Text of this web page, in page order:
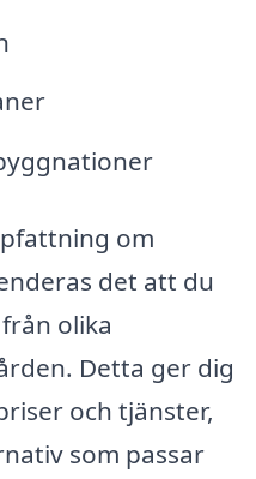
om
det att du
olika
Detta ger dig
och tjänster,
som passar